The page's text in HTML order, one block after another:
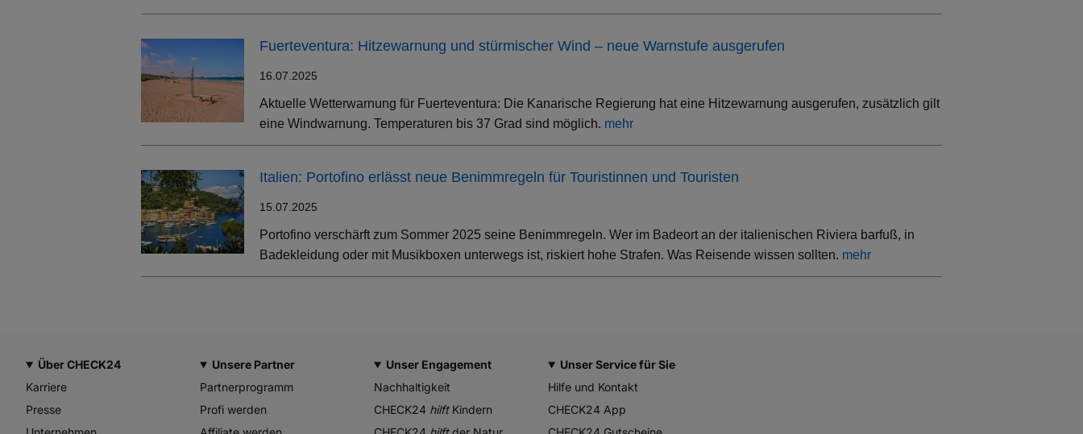
Fuerteventura: Hitzewarnung und stürmischer Wind – neue Warnstufe ausgerufen
16.07.2025
Aktuelle Wetterwarnung für Fuerteventura: Die Kanarische Regierung hat eine Hitzewarnung ausgerufen, zusätzlich gilt
eine Windwarnung. Temperaturen bis 37 Grad sind möglich. mehr
Italien: Portofino erlässt neue Benimmregeln für Touristinnen und Touristen
15.07.2025
Portofino verschärft zum Sommer 2025 seine Benimmregeln. Wer im Badeort an der italienischen Riviera barfuß, in
Badekleidung oder mit Musikboxen unterwegs ist, riskiert hohe Strafen. Was Reisende wissen sollten. mehr
Über CHECK24
Karriere
Presse
Unsere Partner
Partnerprogramm
Profi werden
Unser Engagement
Nachhaltigkeit
CHECK24 hilftKindern
Unser Service für Sie
Hilfe und Kontakt
CHECK24 App